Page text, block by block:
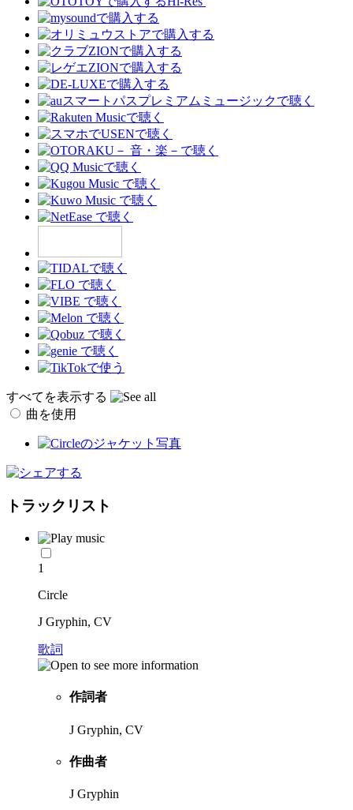
すべてを表示する
曲を使用
トラックリスト
1
Circle
J Gryphin, CV
歌詞
作詞者
J Gryphin, CV
作曲者
J Gryphin